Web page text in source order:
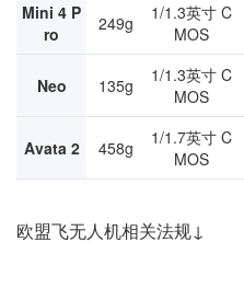
Mini 4 P
ro
249g
1/1.3英寸 C
MOS
Neo 135g
1/1.3英寸 C
MOS
Avata 2 458g
1/1.7英寸 C
MOS
欧盟飞无人机相关法规↓